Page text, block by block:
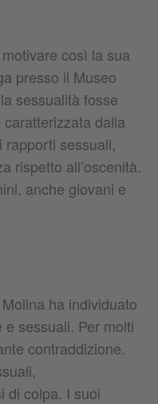
così la sua
presso il Museo
sessualità fosse
dalla
sessuali,
rispetto all’oscenità.
anche giovani e
ha individuato
sessuali. Per molti
contraddizione.
di colpa. I suoi